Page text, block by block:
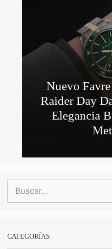
Nuevo
Raider Day
Elegancia
Buscar:
CATEGORÍAS